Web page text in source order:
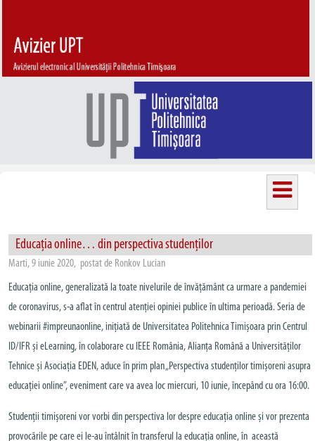
Educația online… din perspectiva studenților
Marti, 9 iunie 2020, postat de Ronkov Lucian
Educația online, generalizată la toate nivelurile de învățământ ca urmare a pandemiei
de coronavirus, s-a aflat în centrul atenției opiniei publice în ultima perioadă. Seria de
webinarii #impreunaonline, inițiată de Universitatea Politehnica Timișoara prin Centrul
ID/IFR și eLearning, în colaborare cu IEEE România, Alianța Română a Universităților
Tehnice și Asociația EDEN, aduce în prim plan „Perspectiva studenților timișoreni asupra
educației online”, eveniment care va avea loc miercuri, 10 iunie, începând cu ora 16:00.
Studenții timișoreni vor vorbi din perspectiva lor despre educația online și vor prezenta
provocările pe care ei le-au întâlnit în transferul la educația online, în această